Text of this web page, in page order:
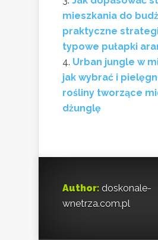
mieszkania do
praktyczne
typowe pułapki
Urban jungle w
jak wybrać i
rośliny tworzące
dżunglę
Author: doskonale-
wnetrza.com.pl